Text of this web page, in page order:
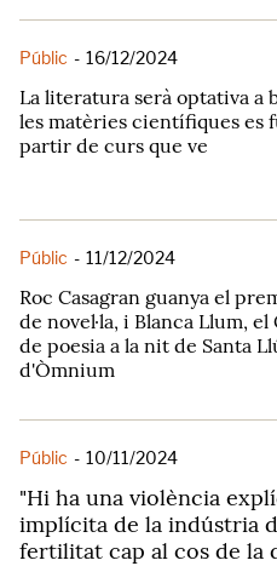
Públic - 16/12/2024
La literatura serà optativa a
les matèries científiques es
partir de curs que ve
Públic - 11/12/2024
Roc Casagran guanya el
de novel·la, i Blanca Llum, el
de poesia a la nit de Santa
d'Òmnium
Públic - 10/11/2024
"Hi ha una violència
implícita de la indústria
fertilitat cap al cos de la